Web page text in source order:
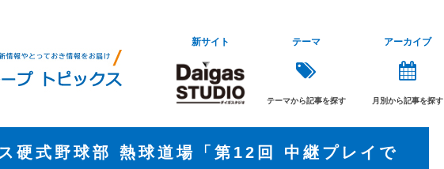
新サイト テーマ
テーマから記事を探す
アーカイブ
月別から記事を探す
硬式野球部 熱球道場「第12回 中継プレイで